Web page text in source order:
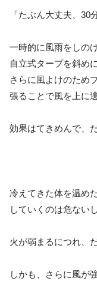
「たぶん大丈夫、30
一時的に風雨をしの
自立式タープを斜め
さらに風よけのため
張ることで風を上に
効果はてきめんで、
冷えてきた体を温め
していくのは危ない
火が弱まるにつれ、
しかも、さらに風が